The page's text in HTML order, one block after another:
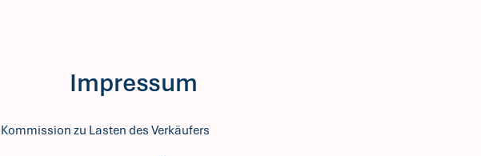
Impressum
Kommission zu Lasten des Verkäufers